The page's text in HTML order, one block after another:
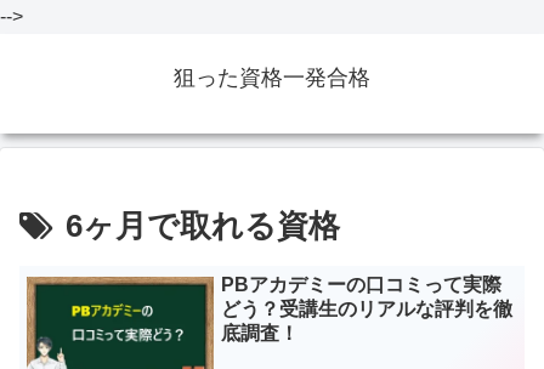
-->
狙った資格一発合格
6ヶ月で取れる資格
PBアカデミーの口コミって実際
どう？受講生のリアルな評判を徹
底調査！